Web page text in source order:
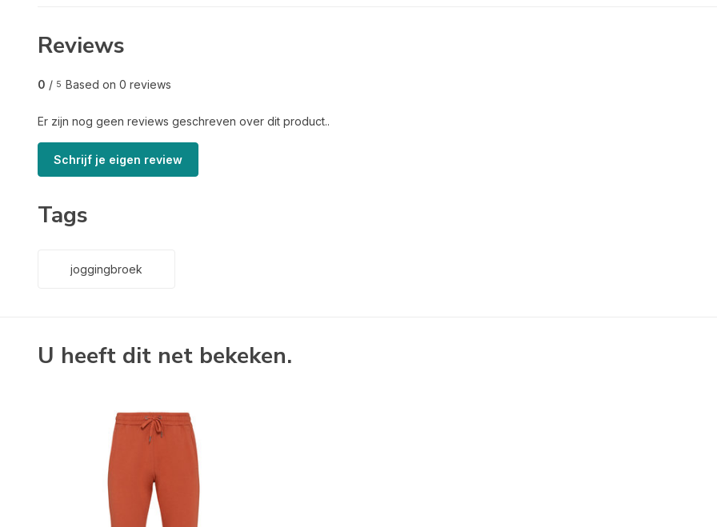
Reviews
0 / 5 Based on 0 reviews
Er zijn nog geen reviews geschreven over dit product..
Schrijf je eigen review
Tags
joggingbroek
U heeft dit net bekeken.